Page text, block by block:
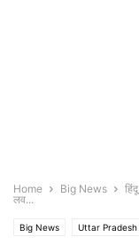
Home Big News
लव...
Big News Uttar Pradesh